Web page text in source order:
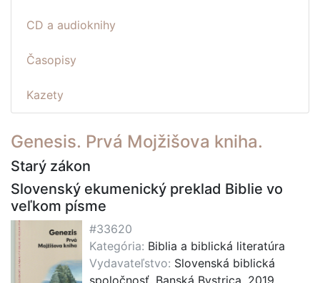
CD a audioknihy
Časopisy
Kazety
Genesis. Prvá Mojžišova kniha.
Starý zákon
Slovenský ekumenický preklad Biblie vo
veľkom písme
#33620
Kategória: Biblia a biblická literatúra
Vydavateľstvo: Slovenská biblická
spoločnosť, Banská Bystrica, 2019